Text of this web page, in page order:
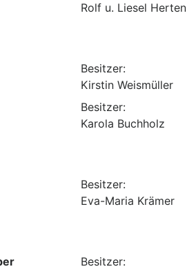
Rolf u. Liesel Herten
Besitzer:
Kirstin Weismüller
Besitzer:
Karola Buchholz
Besitzer:
Eva-Maria Krämer
Besitzer: